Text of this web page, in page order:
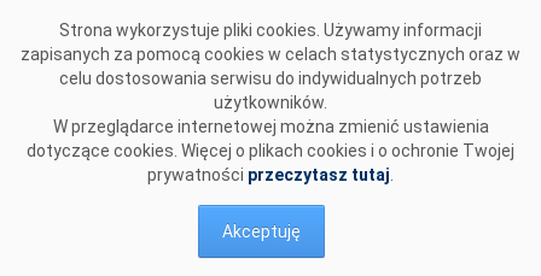
Strona wykorzystuje pliki cookies. Używamy informacji
zapisanych za pomocą cookies w celach statystycznych oraz w
celu dostosowania serwisu do indywidualnych potrzeb
użytkowników.
W przeglądarce internetowej można zmienić ustawienia
dotyczące cookies. Więcej o plikach cookies i o ochronie Twojej
prywatności przeczytasz tutaj
Akceptuję